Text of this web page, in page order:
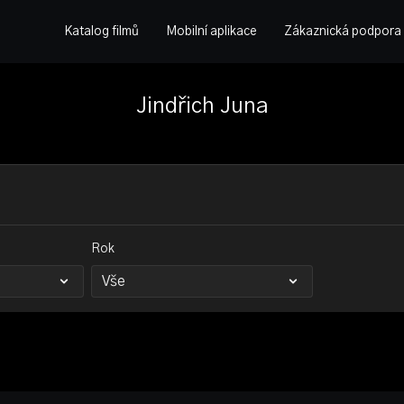
Katalog filmů Mobilní aplikace Zákaznická podpora
Jindřich Juna
Rok